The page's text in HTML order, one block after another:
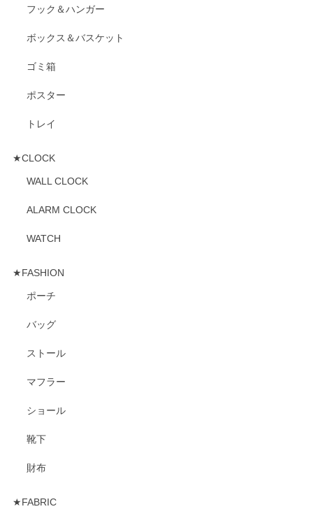
フック＆ハンガー
ボックス＆バスケット
ゴミ箱
ポスター
トレイ
★CLOCK
WALL CLOCK
ALARM CLOCK
WATCH
★FASHION
ポーチ
バッグ
ストール
マフラー
ショール
靴下
財布
★FABRIC